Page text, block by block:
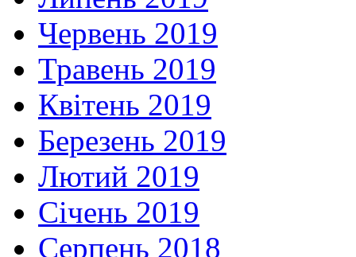
Червень 2019
Травень 2019
Квітень 2019
Березень 2019
Лютий 2019
Січень 2019
Серпень 2018